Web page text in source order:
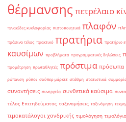
θέρμανσης πετρέλαιο
πινακίδες κυκλοφορίας πιστοποιητικά πλαφόν
πράσινο τέλος πρακτικό πρατήρια πρατήριο
καυσίμων προβλήματα προγραμματικές δηλώσεις
προμέτρηση πρωταθλητές πρόστιμα πρόσωπα
ρύπανση ρύποι σούπερ μάρκετ στάθμη στατιστικά
συναντήσεις συνεργεία συνθετικά καύσιμα
τέλος Επιτηδεύματος ταξινομήσεις ταξινόμηση
τιμοκατάλογοι χονδρικής τιμολόγηση τιμολόγιο